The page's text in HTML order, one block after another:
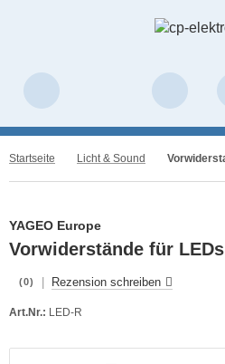
Startseite Licht & Sound
YAGEO Europe
Vorwiderstände für LEDs
(0) Rezension schreiben
Art.Nr.: LED-R